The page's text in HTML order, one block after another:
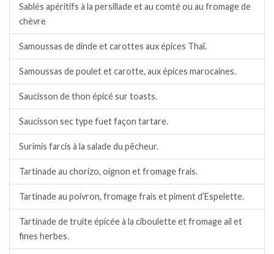
Sablés apéritifs à la persillade et au comté ou au fromage de
chèvre
Samoussas de dinde et carottes aux épices Thaï.
Samoussas de poulet et carotte, aux épices marocaines.
Saucisson de thon épicé sur toasts.
Saucisson sec type fuet façon tartare.
Surimis farcis à la salade du pêcheur.
Tartinade au chorizo, oignon et fromage frais.
Tartinade au poivron, fromage frais et piment d’Espelette.
Tartinade de truite épicée à la ciboulette et fromage ail et
fines herbes.